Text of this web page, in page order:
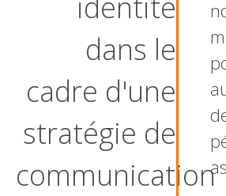
dans le
cadre d'une
stratégie de
communication